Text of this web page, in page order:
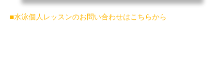
る・フォームをきれいにしたい・コーチの指導に悩んでいる・水泳に関わるす
投稿ジャンル・フォーム改善（平泳ぎ・クロールなど）・レッス
ンのビフォーアフター・元メダリストのワンポイントアドバイス
■水泳個人レッスンのお問い合わせはこちらから